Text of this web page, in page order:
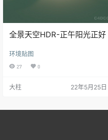
全景天空HDR-正午阳光正好
环境贴图
27 0
大柱 22年5月25日